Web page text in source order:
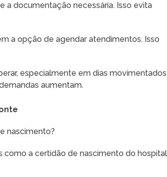
a documentação necessária. Isso evita
a opção de agendar atendimentos. Isso
especialmente em dias
aumentam.
nascimento?
como a certidão de nascimento do